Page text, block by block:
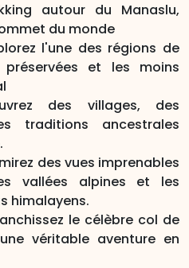
autour du Manaslu,
du monde
l'une des régions de
et les moins
des villages, des
traditions ancestrales
des vues imprenables
vallées alpines et les
himalayens.
le célèbre col de
véritable aventure en